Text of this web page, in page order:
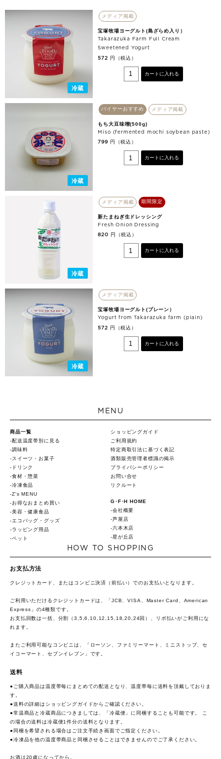
冷蔵
メディア掲載
宝塚牧場ヨーグルト(島ざらめ入り）
Takarazuka Farm Full Cream
Sweetened Yogurt
572 円（税込）
カートに入れる
冷蔵
バイヤーおすすめ メディア掲載
もち大豆味噌(500g)
Miso (fermented mochi soybean paste)
799 円（税込）
カートに入れる
冷蔵
メディア掲載 期間限定
新たまねぎ生ドレッシング
Fresh Onion Dressing
820 円（税込）
カートに入れる
冷蔵
メディア掲載
宝塚牧場ヨーグルト(プレーン）
Yogurt from Takarazuka farm (plain)
572 円（税込）
カートに入れる
MENU
商品一覧
配送温度帯別に見る
調味料
スイーツ・お菓子
ドリンク
食材・惣菜
冷凍食品
Z's MENU
お得なおまとめ買い
美容・健康食品
エコバッグ・グッズ
ラッピング用品
ペット
ショッピングガイド
ご利用規約
特定商取引法に基づく表記
酒類販売管理者標識の掲示
プライバシーポリシー
お問い合せ
リクルート
G･F･H HOME
会社概要
芦屋店
六本木店
星が丘店
HOW TO SHOPPING
お支払方法
クレジットカード、またはコンビニ決済（前払い）でのお支払いとなります。
ご利用いただけるクレジットカードは、「JCB、VISA、Master Card、American
Express」の4種類です。
お支払回数は一括、分割（3,5,6,10,12,15,18,20,24回）、リボ払いがご利用にな
れます。
またご利用可能なコンビニは、「ローソン、ファミリーマート、ミニストップ、セ
イコーマート、セブンイレブン」です。
送料
●ご購入商品は温度帯毎にまとめての配送となり、温度帯毎に送料を頂戴しておりま
す。
●送料の詳細は ショッピングガイドからご確認ください。
●常温商品と冷蔵商品につきましては、「冷蔵便」に同梱することも可能です。 こ
の場合の送料は冷蔵便1件分の送料となります。
●同梱を希望される場合はご注文手続き画面でご指定ください。
●冷凍品を他の温度帯商品と同梱させることはできませんのでご了承ください。
お酒は20歳になってから。